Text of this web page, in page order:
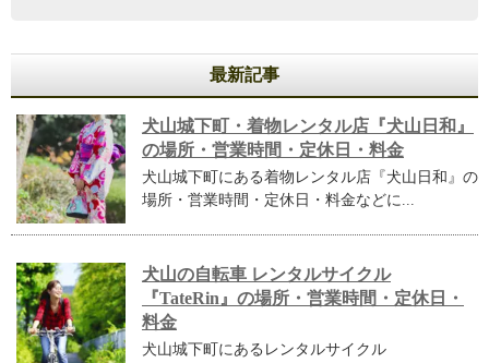
最新記事
犬山城下町・着物レンタル店『犬山日和』
の場所・営業時間・定休日・料金
犬山城下町にある着物レンタル店『犬山日和』の
場所・営業時間・定休日・料金などに...
犬山の自転車 レンタルサイクル
『TateRin』の場所・営業時間・定休日・
料金
犬山城下町にあるレンタルサイクル